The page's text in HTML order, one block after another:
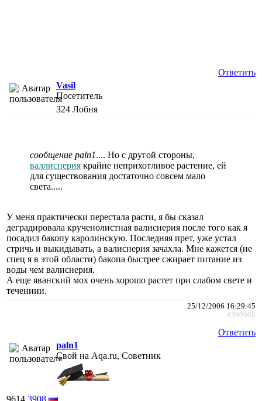
Ответить
Vasil
Посетитель
324 Лобня
сообщение paln1.... Но с другой стороны,
валлиснерия крайне неприхотливое растение, ей
для существования достаточно совсем мало
света.....
У меня практически перестала расти, я бы сказал
деградировала крученолистная валиснерия после того как я
посадил бакопу каролинскую. Последняя прет, уже устал
стричь и выкидывать, а валиснерия зачахла. Мне кажется (не
спец я в этой области) бакопа быстрее сжирает питание из
воды чем валиснерия.
А еще яванский мох очень хорошо растет при слабом свете и
течениии.
25/12/2006 16:29:45
#390008
Ответить
paln1
Свой на Aqa.ru, Советник
9614 3908